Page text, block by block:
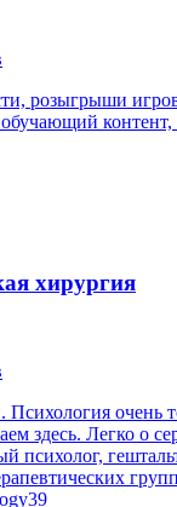
розыгрыши
хирургия
Психология очень
здесь. Легко о
психолог,